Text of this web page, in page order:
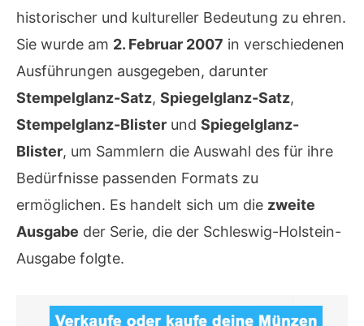
historischer und kultureller Bedeutung zu ehren.
Sie wurde am 2. Februar 2007 in verschiedenen
Ausführungen ausgegeben, darunter
Stempelglanz-Satz, Spiegelglanz-Satz,
Stempelglanz-Blister und Spiegelglanz-
Blister, um Sammlern die Auswahl des für ihre
Bedürfnisse passenden Formats zu
ermöglichen. Es handelt sich um die zweite
Ausgabe der Serie, die der Schleswig-Holstein-
Ausgabe folgte.